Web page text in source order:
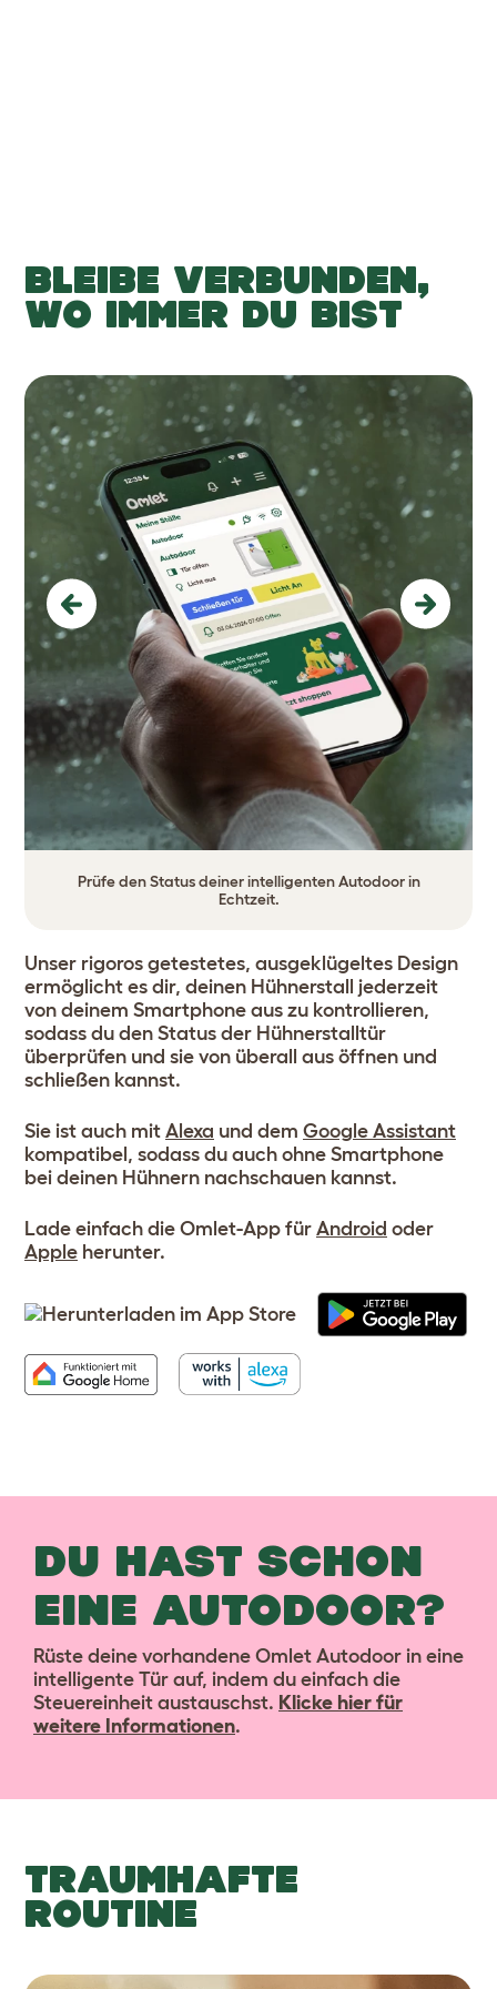
BLEIBE VERBUNDEN,
WO IMMER DU BIST
Prüfe den Status deiner intelligenten Autodoor in
Echtzeit.
Previous Next
Unser rigoros getestetes, ausgeklügeltes Design
ermöglicht es dir, deinen Hühnerstall jederzeit
von deinem Smartphone aus zu kontrollieren,
sodass du den Status der Hühnerstalltür
überprüfen und sie von überall aus öffnen und
schließen kannst.
Sie ist auch mit Alexa und dem Google Assistant
kompatibel, sodass du auch ohne Smartphone
bei deinen Hühnern nachschauen kannst.
Lade einfach die Omlet-App für Android oder
Apple herunter.
DU HAST SCHON
EINE AUTODOOR?
Rüste deine vorhandene Omlet Autodoor in eine
intelligente Tür auf, indem du einfach die
Steuereinheit austauschst. Klicke hier für
weitere Informationen.
TRAUMHAFTE
ROUTINE